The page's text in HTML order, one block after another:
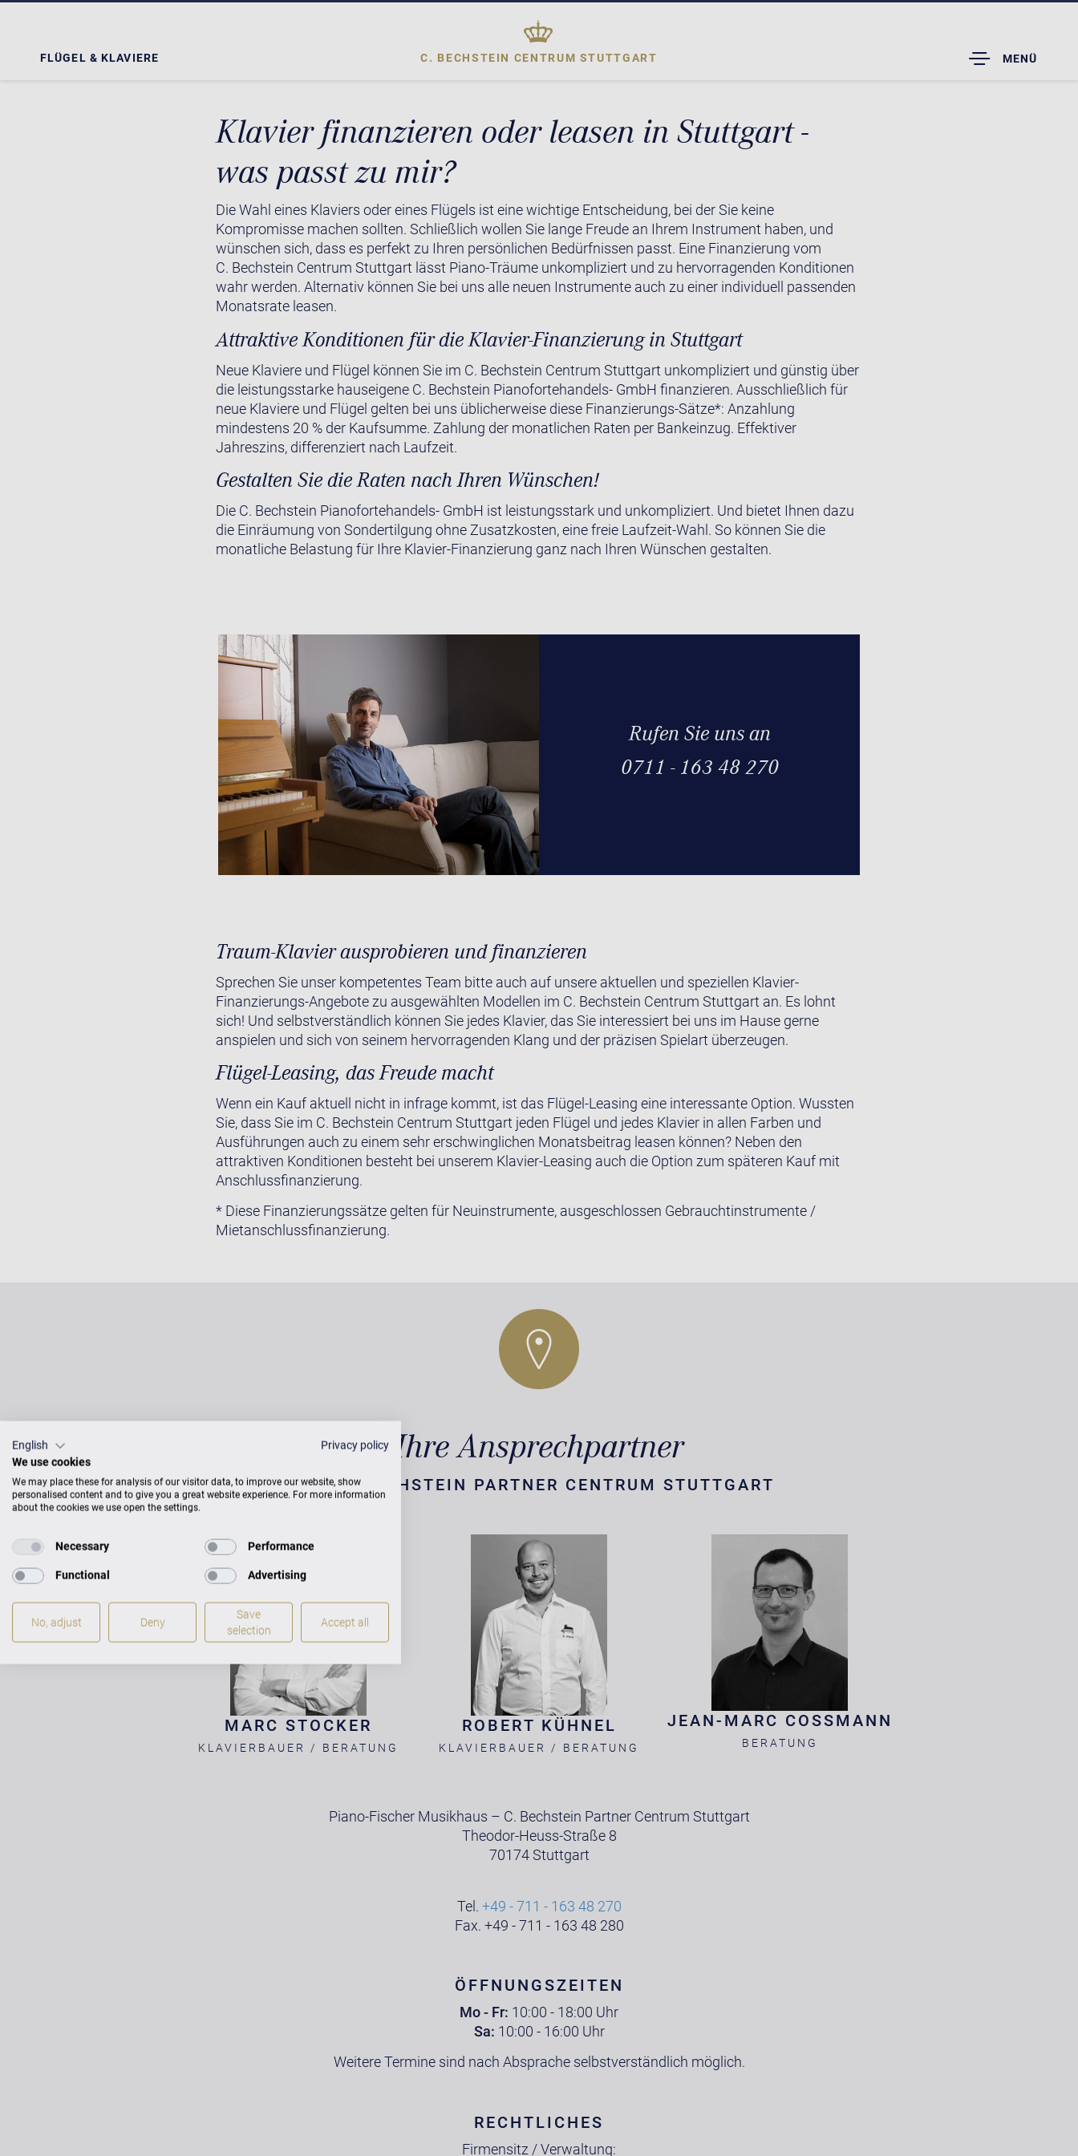
FLÜGEL & KLAVIERE C. BECHSTEIN CENTRUM STUTTGART
TOGGLE
DROPDOWN
MENÜ
Klavier finanzieren oder leasen in Stuttgart -
was passt zu mir?
Die Wahl eines Klaviers oder eines Flügels ist eine wichtige Entscheidung, bei der Sie keine
Kompromisse machen sollten. Schließlich wollen Sie lange Freude an Ihrem Instrument haben, und
wünschen sich, dass es perfekt zu Ihren persönlichen Bedürfnissen passt. Eine Finanzierung vom
C. Bechstein Centrum Stuttgart lässt Piano-Träume unkompliziert und zu hervorragenden Konditionen
wahr werden. Alternativ können Sie bei uns alle neuen Instrumente auch zu einer individuell passenden
Monatsrate leasen.
Attraktive Konditionen für die Klavier-Finanzierung in Stuttgart
Neue Klaviere und Flügel können Sie im C. Bechstein Centrum Stuttgart unkompliziert und günstig über
die leistungsstarke hauseigene C. Bechstein Pianofortehandels- GmbH finanzieren. Ausschließlich für
neue Klaviere und Flügel gelten bei uns üblicherweise diese Finanzierungs-Sätze*: Anzahlung
mindestens 20 % der Kaufsumme. Zahlung der monatlichen Raten per Bankeinzug. Effektiver
Jahreszins, differenziert nach Laufzeit.
Gestalten Sie die Raten nach Ihren Wünschen!
Die C. Bechstein Pianofortehandels- GmbH ist leistungsstark und unkompliziert. Und bietet Ihnen dazu
die Einräumung von Sondertilgung ohne Zusatzkosten, eine freie Laufzeit-Wahl. So können Sie die
monatliche Belastung für Ihre Klavier-Finanzierung ganz nach Ihren Wünschen gestalten.
Rufen Sie uns an
0711 - 163 48 270
Traum-Klavier ausprobieren und finanzieren
Sprechen Sie unser kompetentes Team bitte auch auf unsere aktuellen und speziellen Klavier-
Finanzierungs-Angebote zu ausgewählten Modellen im C. Bechstein Centrum Stuttgart an. Es lohnt
sich! Und selbstverständlich können Sie jedes Klavier, das Sie interessiert bei uns im Hause gerne
anspielen und sich von seinem hervorragenden Klang und der präzisen Spielart überzeugen.
Flügel-Leasing, das Freude macht
Wenn ein Kauf aktuell nicht in infrage kommt, ist das Flügel-Leasing eine interessante Option. Wussten
Sie, dass Sie im C. Bechstein Centrum Stuttgart jeden Flügel und jedes Klavier in allen Farben und
Ausführungen auch zu einem sehr erschwinglichen Monatsbeitrag leasen können? Neben den
attraktiven Konditionen besteht bei unserem Klavier-Leasing auch die Option zum späteren Kauf mit
Anschlussfinanzierung.
* Diese Finanzierungssätze gelten für Neuinstrumente, ausgeschlossen Gebrauchtinstrumente /
Mietanschlussfinanzierung.
Ihre Ansprechpartner
IM C. BECHSTEIN PARTNER CENTRUM STUTTGART
MARC STOCKER
KLAVIERBAUER / BERATUNG
ROBERT KÜHNEL
KLAVIERBAUER / BERATUNG
JEAN-MARC COSSMANN
BERATUNG
Piano-Fischer Musikhaus – C. Bechstein Partner Centrum Stuttgart
Theodor-Heuss-Straße 8
70174 Stuttgart
Tel. +49 - 711 - 163 48 270
Fax. +49 - 711 - 163 48 280
ÖFFNUNGSZEITEN
Mo - Fr: 10:00 - 18:00 Uhr
Sa: 10:00 - 16:00 Uhr
Weitere Termine sind nach Absprache selbstverständlich möglich.
RECHTLICHES
Firmensitz / Verwaltung:
English
Privacy policy
We use cookies
We may place these for analysis of our visitor data, to improve our website, show
personalised content and to give you a great website experience. For more information
about the cookies we use open the settings.
Necessary Performance
Functional Advertising
No, adjust Deny
Save
selection
Accept all